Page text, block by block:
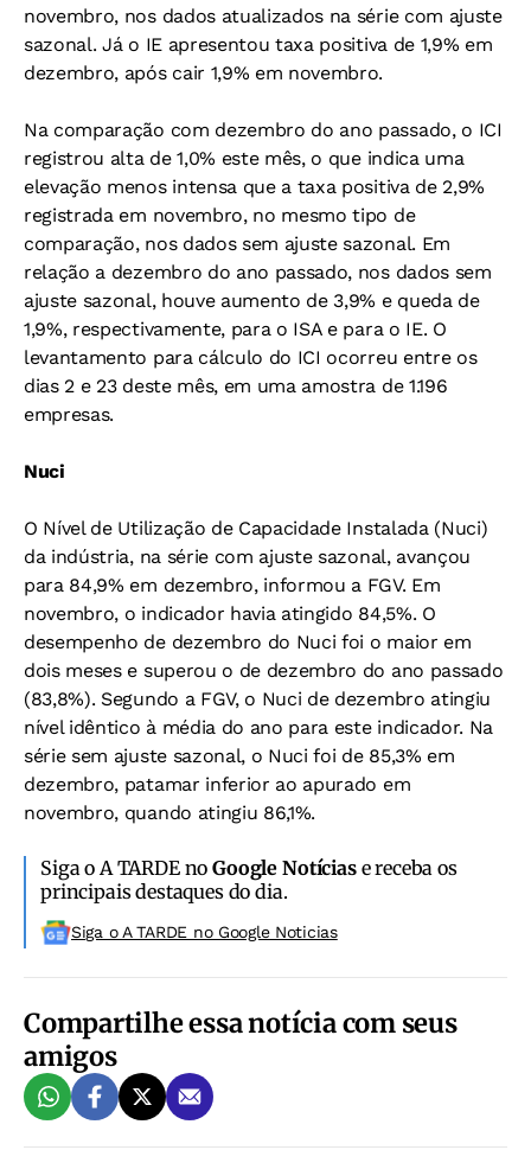
novembro, nos dados atualizados na série com ajuste
sazonal. Já o IE apresentou taxa positiva de 1,9% em
dezembro, após cair 1,9% em novembro.
Na comparação com dezembro do ano passado, o ICI
registrou alta de 1,0% este mês, o que indica uma
elevação menos intensa que a taxa positiva de 2,9%
registrada em novembro, no mesmo tipo de
comparação, nos dados sem ajuste sazonal. Em
relação a dezembro do ano passado, nos dados sem
ajuste sazonal, houve aumento de 3,9% e queda de
1,9%, respectivamente, para o ISA e para o IE. O
levantamento para cálculo do ICI ocorreu entre os
dias 2 e 23 deste mês, em uma amostra de 1.196
empresas.
Nuci
O Nível de Utilização de Capacidade Instalada (Nuci)
da indústria, na série com ajuste sazonal, avançou
para 84,9% em dezembro, informou a FGV. Em
novembro, o indicador havia atingido 84,5%. O
desempenho de dezembro do Nuci foi o maior em
dois meses e superou o de dezembro do ano passado
(83,8%). Segundo a FGV, o Nuci de dezembro atingiu
nível idêntico à média do ano para este indicador. Na
série sem ajuste sazonal, o Nuci foi de 85,3% em
dezembro, patamar inferior ao apurado em
novembro, quando atingiu 86,1%.
Siga o A TARDE noGoogle Notíciase receba os
principais destaques do dia.
Siga o A TARDE no Google Noticias
Compartilhe essa notícia com seus
amigos